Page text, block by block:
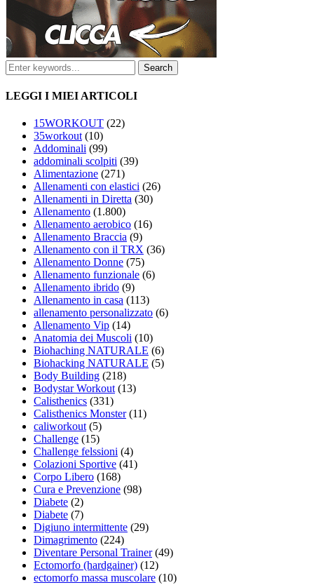
LEGGI I MIEI ARTICOLI
15WORKOUT (22)
35workout(10)
Addominali (99)
addominali scolpiti (39)
Alimentazione (271)
Allenamenti con elastici (26)
Allenamenti in Diretta (30)
Allenamento (1.800)
Allenamento aerobico (16)
Allenamento Braccia (9)
Allenamento con il TRX (36)
Allenamento Donne (75)
Allenamento funzionale (6)
Allenamento ibrido (9)
Allenamento in casa (113)
allenamento personalizzato (6)
Allenamento Vip (14)
Anatomia dei Muscoli (10)
Biohaching NATURALE (6)
Biohacking NATURALE (5)
Body Building (218)
Bodystar Workout(13)
Calisthenics (331)
Calisthenics Monster(11)
caliworkout(5)
Challenge (15)
Challenge felssioni (4)
Colazioni Sportive (41)
Corpo Libero (168)
Cura e Prevenzione (98)
Diabete (2)
Diabete (7)
Digiuno intermittente (29)
Dimagrimento (224)
Diventare Personal Trainer(49)
Ectomorfo (hardgainer) (12)
ectomorfo massa muscolare (10)